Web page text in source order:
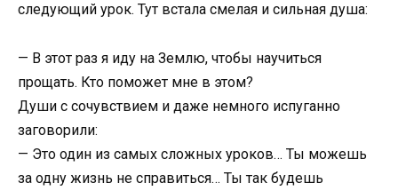
следующий урок. Тут встала смелая и сильная душа:
— В этот раз я иду на Землю, чтобы научиться
прощать. Кто поможет мне в этом?
Души с сочувствием и даже немного испуганно
заговорили:
— Это один из самых сложных уроков… Ты можешь
за одну жизнь не справиться… Ты так будешь